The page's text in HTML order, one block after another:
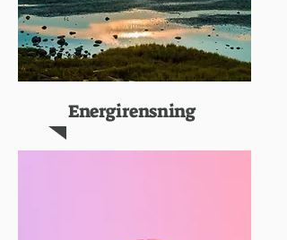
Energirensning